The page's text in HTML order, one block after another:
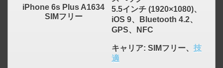
iPhone 6s Plus A1634
SIMフリー
5.5インチ (1920×1080)、
iOS 9、Bluetooth 4.2、
GPS、NFC
キャリア: SIMフリー、 技
適